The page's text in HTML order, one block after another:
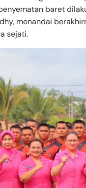
baret
menandai
sejati.